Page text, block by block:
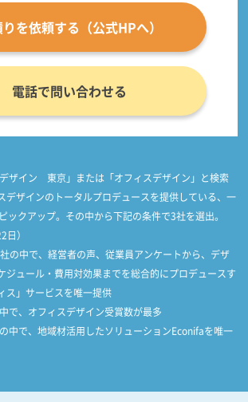
を依頼する（公式HPへ）
電話で問い合わせる
ザイン 東京」または「オフィスデザイン」と検索
デザインのトータルプロデュースを提供している、一
ックアップ。その中から下記の条件で3社を選出。
日）
の中で、経営者の声、従業員アンケートから、デザ
ジュール・費用対効果までを総合的にプロデュースす
ス」サービスを唯一提供
で、オフィスデザイン受賞数が最多
中で、地域材活用したソリューションEconifaを唯一